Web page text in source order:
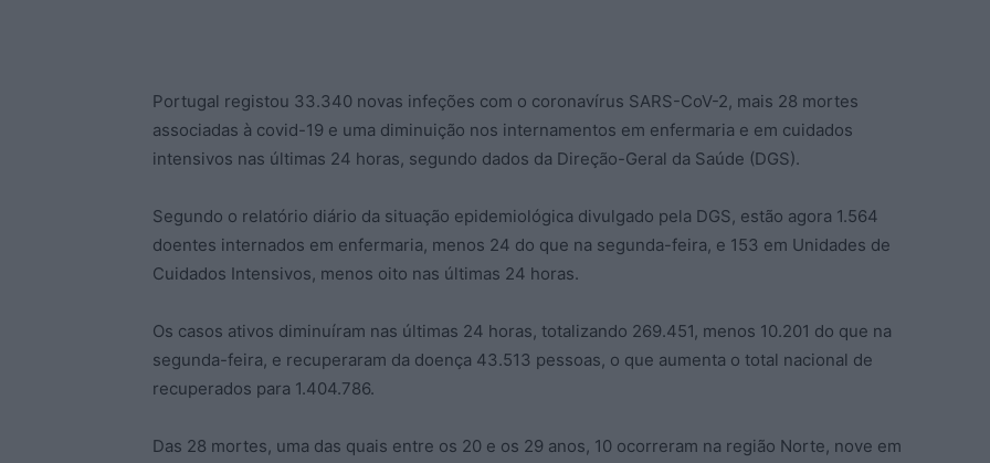
Portugal registou 33.340 novas infeções com o coronavírus SARS-CoV-2, mais 28 mortes
associadas à covid-19 e uma diminuição nos internamentos em enfermaria e em cuidados
intensivos nas últimas 24 horas, segundo dados da Direção-Geral da Saúde (DGS).
Segundo o relatório diário da situação epidemiológica divulgado pela DGS, estão agora 1.564
doentes internados em enfermaria, menos 24 do que na segunda-feira, e 153 em Unidades de
Cuidados Intensivos, menos oito nas últimas 24 horas.
Os casos ativos diminuíram nas últimas 24 horas, totalizando 269.451, menos 10.201 do que na
segunda-feira, e recuperaram da doença 43.513 pessoas, o que aumenta o total nacional de
recuperados para 1.404.786.
Das 28 mortes, uma das quais entre os 20 e os 29 anos, 10 ocorreram na região Norte, nove em